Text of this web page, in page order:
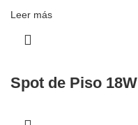
Leer más
Spot de Piso 18W